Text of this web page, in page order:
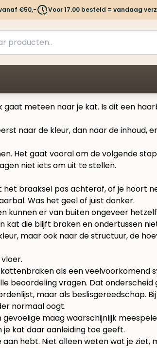
€50,- Voor 17.00 besteld = vandaag
meteen naar je kat. Is dit een
naar de kleur, dan naar de inhoud,
Het gaat vooral om de volgende
niet iets om uit te stellen.
braaksel pas achteraf, of je hoort
Was het geel of juist donker.
kunnen er van buiten ongeveer
die blijft braken en ondertussen
maar ook naar de structuur, de
als een veelvoorkomend
beoordeling vragen. Dat
maar als beslisgereedschap.
normaal oogt.
maag waarschijnlijk
kat daar aanleiding toe geeft.
hebt. Niet alleen weten wat je ziet,